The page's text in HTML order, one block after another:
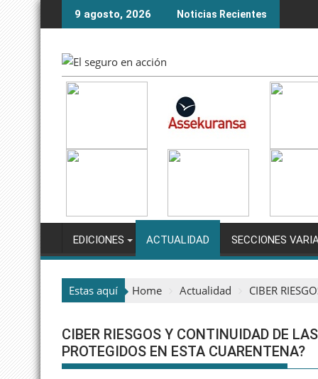
Skip
to
9 agosto, 2026 Noticias Recientes
EDICIONES ACTUALIDAD SECCIONES
Estas aquí Home Actualidad CIBER
CIBER RIESGOS Y CONTINUIDAD DE
PROTEGIDOS EN ESTA CUARENTENA?